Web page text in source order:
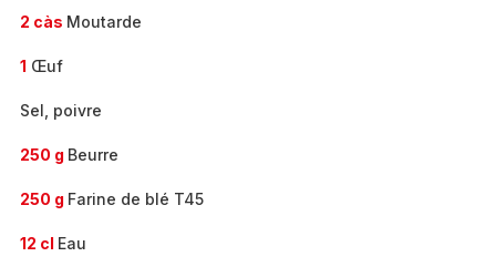
2 càs Moutarde
1 Œuf
Sel, poivre
250 g Beurre
250 g Farine de blé T45
12 cl Eau